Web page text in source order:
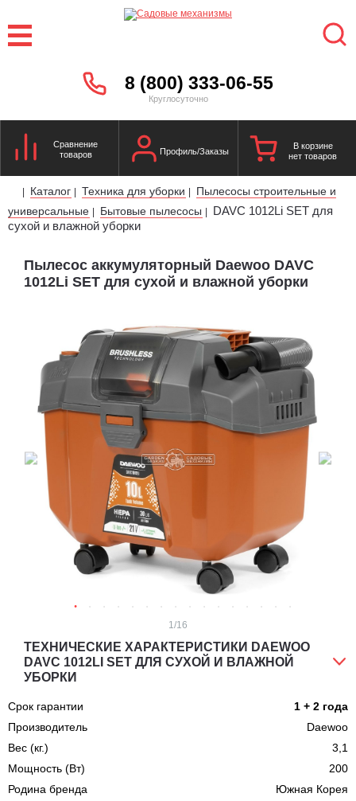
8 (800) 333-06-55
Круглосуточно
Сравнение
товаров
Профиль/Заказы
В корзине
нет товаров
| Каталог | Техника для уборки |
Пылесосы строительные и
универсальные | Бытовые пылесосы |
DAVC 1012Li SET для
сухой и влажной уборки
Пылесос аккумуляторный Daewoo DAVC
1012Li SET для сухой и влажной уборки
1 /16
ТЕХНИЧЕСКИЕ ХАРАКТЕРИСТИКИ DAEWOO
DAVC 1012LI SET ДЛЯ СУХОЙ И ВЛАЖНОЙ
УБОРКИ
Срок гарантии
1 + 2 года
Производитель
Daewoo
Вес (кг.)
3,1
Мощность (Вт)
200
Родина бренда
Южная Корея